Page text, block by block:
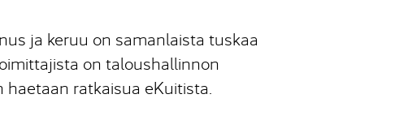
ja keruu on samanlaista tuskaa
on taloushallinnon
ratkaisua eKuitista.